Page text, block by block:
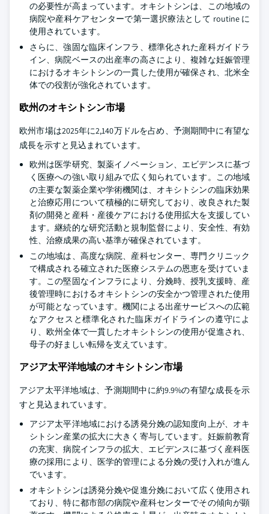
の必要性が高まっています。オキシトシンは、この地域の
病院や産科ケアセンターで第一選択療法として routine に
使用されています。
さらに、強固な臨床インフラ、標準化された産科ガイドラ
イン、病院ベースの出産率の高さにより、複雑な妊娠管理
におけるオキシトシンの一貫した使用が確保され、北米全
体での役割が強化されています。
欧州のオキシトシン市場
欧州市場は2025年に2,140万ドルを占め、予測期間中に有望な
成長を示すと見込まれています。
欧州は医学研究、製薬イノベーション、エビデンスに基づ
く医療への強い取り組みで広く知られています。この地域
の主要な製薬企業や学術機関は、オキシトシンの臨床効果
と治療応用について積極的に研究しており、改良された製
剤の開発と産科・産後ケアにおける使用拡大を支援してい
ます。継続的な研究活動と規制監督により、安全性、有効
性、治療成果の高い基準が確保されています。
この地域は、高度な病院、産科センター、専門クリニック
で構成される確立された医療システムの恩恵を受けていま
す。この堅固なインフラにより、分娩時、授乳支援時、産
後管理時におけるオキシトシンの安全かつ管理された使用
が可能となっています。機関による出産サービスへの広範
なアクセスと標準化された臨床ガイドラインの遵守によ
り、欧州全体で一貫したオキシトシンの使用が促進され、
母子の好ましい転帰を支えています。
アジア太平洋地域のオキシトシン市場
アジア太平洋地域は、予測期間中に約9.9%の有望な成長を示
すと見込まれています。
アジア太平洋地域における誘発分娩の認知度向上が、オキ
シトシン産業の拡大に大きく寄与しています。妊娠前教育
の充実、病院インフラの拡大、エビデンスに基づく産科医
療の採用により、医学的管理による分娩の受け入れが進ん
でいます。
オキシトシンは誘発分娩や促進分娩において広く使用され
ており、特に都市部の病院や産科センターでその傾向が顕